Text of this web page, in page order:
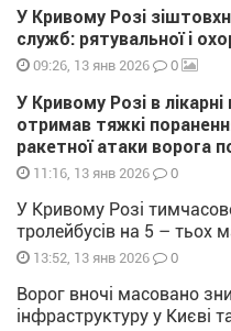
У Кривому Розі
служб: рятувальної і
09:26, 13 янв 2026 0
У Кривому Розі в
отримав тяжкі
ракетної атаки ворога
11:16, 13 янв 2026 0
У Кривому Розі
тролейбусів на 5 – тьох
13:52, 13 янв 2026 0
Ворог вночі масовано
інфраструктуру у Києві